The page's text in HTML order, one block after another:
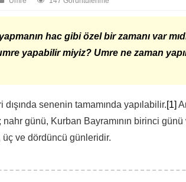
hac gibi özel bir zamanı var
yapabilir miyiz? Umre ne zaman
senenin tamamında yapılabilir.[1]
günü, Kurban Bayramının birinci günü
üç ve dördüncü günleridir.